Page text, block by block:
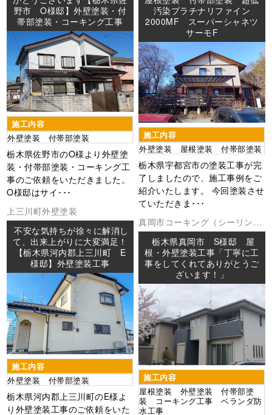
野市 O様邸】外壁塗装・付
帯部塗装・コーキング工事
施工内容
外壁塗装 付帯部塗装
栃木県佐野市のO様より外壁塗
装・付帯部塗装・コーキング工
事のご依頼をいただきました。
O様邸はサイ･･･
汚染プラチナリファイン
2000MF スーパーシャネツ
サーモF
施工内容
外壁塗装 屋根塗装 付帯部塗装
栃木県宇都宮市の塗装工事が完
了しましたので、施工事例をご
紹介いたします。 今回塗装させ
ていただきま･･･
上三川町外壁塗装
不安な気持ちが徐々に解消し
て、出来上がりに大変満足！
【栃木県河内郡上三川町 E
様邸】外壁塗装工事
施工内容
外壁塗装 付帯部塗装
栃木県河内郡上三川町のE様よ
り外壁塗装工事のご依頼をいた
真岡市コーキング（シーリング
ベランダ防水外壁塗装屋根塗装
板金工事棟板金工事防水工事
栃木県真岡市 S様邸 屋
根・外壁塗装工事「丁寧に工
事をしてくれてありがとうご
ざいます！」
施工内容
屋根塗装 外壁塗装 付帯部塗
装 コーキング工事 ベランダ防
水工事